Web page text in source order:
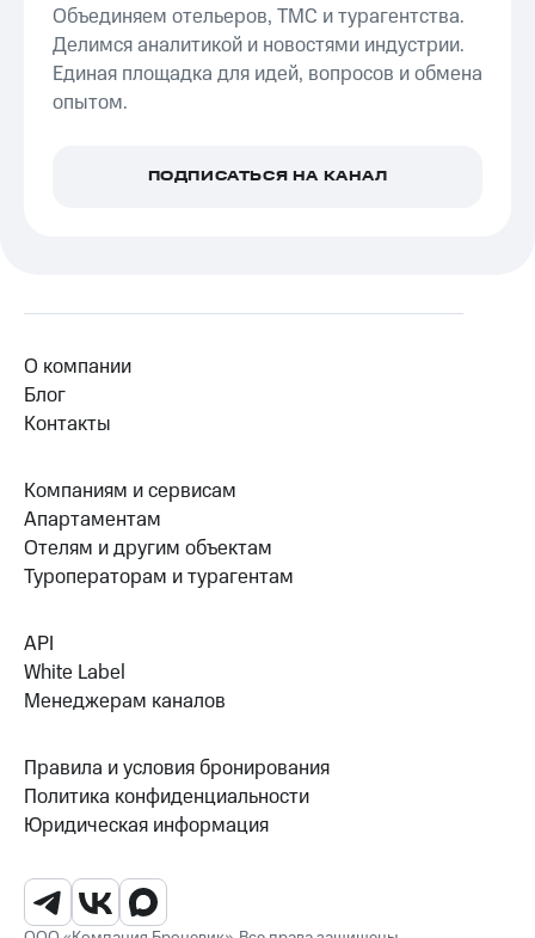
Объединяем отельеров, ТМС и турагентства.
Делимся аналитикой и новостями индустрии.
Единая площадка для идей, вопросов и обмена
опытом.
ПОДПИСАТЬСЯ НА КАНАЛ
О компании
Блог
Контакты
Компаниям и сервисам
Апартаментам
Отелям и другим объектам
Туроператорам и турагентам
API
White Label
Менеджерам каналов
Правила и условия бронирования
Политика конфиденциальности
Юридическая информация